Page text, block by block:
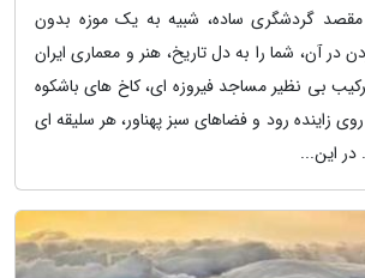
مقصد گردشگری ساده، شبیه به یک موزه بدون
آن، شما را به دل تاریخ، هنر و معماری ایران
بی نظیر مساجد فیروزه ای، کاخ های باشکوه
زاینده رود و فضاهای سبز پهناور، هر سلیقه ای
در این...